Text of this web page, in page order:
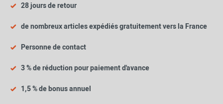
28 jours de retour
de nombreux articles expédiés gratuitement vers la France
Personne de contact
3 % de réduction pour paiement d'avance
1,5 % de bonus annuel